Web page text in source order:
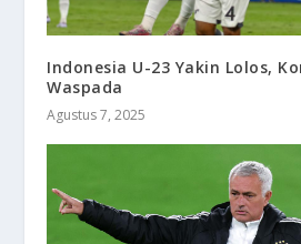
Indonesia U-23 Yakin Lolos,
Waspada
Agustus 7, 2025